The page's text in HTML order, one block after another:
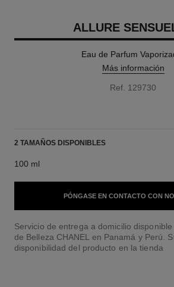
ALLURE
Eau de Parfum
Más información
Ref. 129730
2 TAMAÑOS DISPONIBLES
100 ml
PÓNGASE EN CONTACTO CON
Servicio de entrega a domicilio
de Belleza CHANEL en Panamá y Perú.
disponibilidad del producto en la tienda